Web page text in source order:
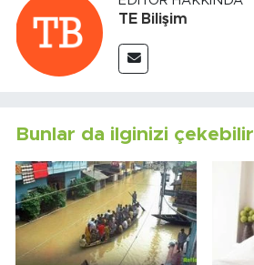
TE Bilişim
Bunlar da ilginizi çekebilir